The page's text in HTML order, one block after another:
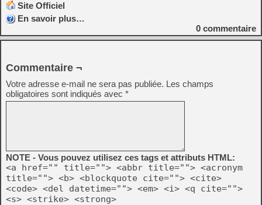
Site Officiel
En savoir plus…
0 commentaire
Commentaire ¬
Votre adresse e-mail ne sera pas publiée. Les champs
obligatoires sont indiqués avec *
NOTE - Vous pouvez utilisez ces tags et attributs HTML:
<a href="" title=""> <abbr title=""> <acronym
title=""> <b> <blockquote cite=""> <cite>
<code> <del datetime=""> <em> <i> <q cite="">
<s> <strike> <strong>